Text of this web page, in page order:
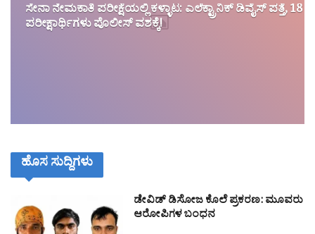
ಸೇನಾ ನೇಮಕಾತಿ ಪರೀಕ್ಷೆಯಲ್ಲಿ ಕಳ್ಳಾಟ: ಎಲೆಕ್ಟ್ರಾನಿಕ್ ಡಿವೈಸ್ ಪತ್ತೆ, 18
ಪರೀಕ್ಷಾರ್ಥಿಗಳು ಪೊಲೀಸ್ ವಶಕ್ಕೆ!
ಹೊಸ ಸುದ್ದಿಗಳು
ಡೇವಿಡ್ ಡಿಸೋಜ ಕೊಲೆ ಪ್ರಕರಣ: ಮೂವರು
ಆರೋಪಿಗಳ ಬಂಧನ